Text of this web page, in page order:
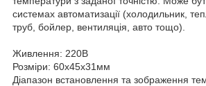
системах автоматизації (холодильник,
труб, бойлер, вентиляція, авто тощо).
Живлення: 220В
Розміри: 60x45x31мм
Діапазон встановлення та зображення